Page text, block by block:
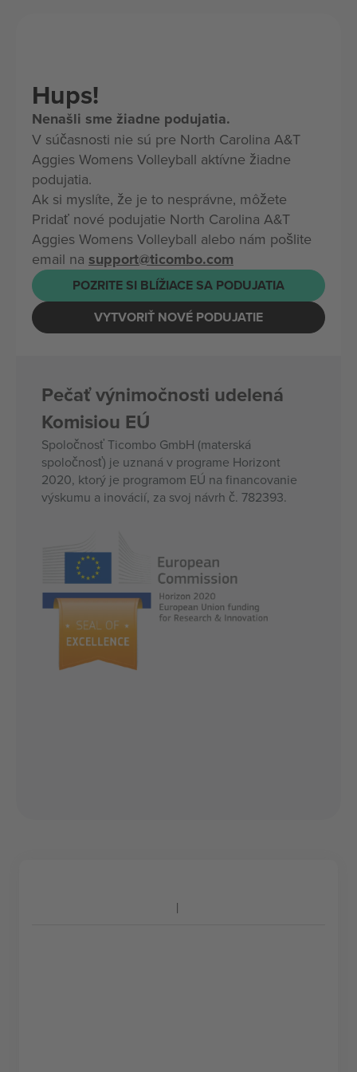
Hups!
Nenašli sme žiadne podujatia.
V súčasnosti nie sú pre North Carolina A&T
Aggies Womens Volleyball aktívne žiadne
podujatia.
Ak si myslíte, že je to nesprávne, môžete
Pridať nové podujatie North Carolina A&T
Aggies Womens Volleyball alebo nám pošlite
email na support@ticombo.com
POZRITE SI BLÍŽIACE SA PODUJATIA
VYTVORIŤ NOVÉ PODUJATIE
Pečať výnimočnosti udelená
Komisiou EÚ
Spoločnosť Ticombo GmbH (materská
spoločnosť) je uznaná v programe Horizont
2020, ktorý je programom EÚ na financovanie
výskumu a inovácií, za svoj návrh č. 782393.